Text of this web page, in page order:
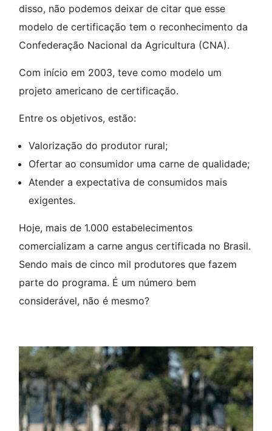
disso, não podemos deixar de citar que esse
modelo de certificação tem o reconhecimento da
Confederação Nacional da Agricultura (CNA).
Com início em 2003, teve como modelo um
projeto americano de certificação.
Entre os objetivos, estão:
Valorização do produtor rural;
Ofertar ao consumidor uma carne de qualidade;
Atender a expectativa de consumidos mais
exigentes.
Hoje, mais de 1.000 estabelecimentos
comercializam a carne angus certificada no Brasil.
Sendo mais de cinco mil produtores que fazem
parte do programa. É um número bem
considerável, não é mesmo?